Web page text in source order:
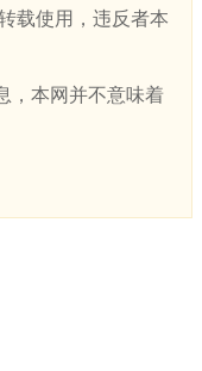
载使用，违反者本
，本网并不意味着